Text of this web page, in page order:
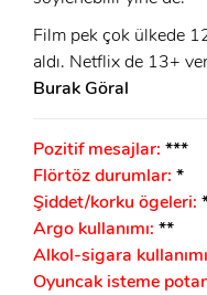
Film pek çok ülkede
aldı. Netflix de 13+
Burak Göral
Pozitif mesajlar: ***
Flörtöz durumlar: *
Şiddet/korku ögeleri:
Argo kullanımı: **
Alkol-sigara
Oyuncak isteme